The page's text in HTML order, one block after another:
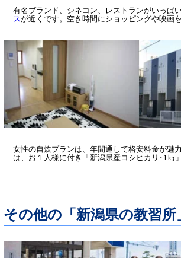
有名ブランド、シネコン、レストランがいっぱ
スが近くです。空き時間にショッピングや映画
女性の自炊プランは、年間通して格安料金が魅
は、お１人様に付き「新潟県産コシヒカリ･1㎏
その他の「新潟県の教習所